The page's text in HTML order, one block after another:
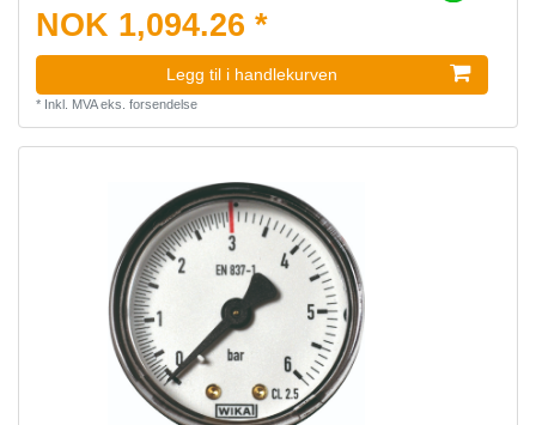
NOK 1,094.26 *
Legg til i handlekurven
* Inkl. MVAeks. forsendelse